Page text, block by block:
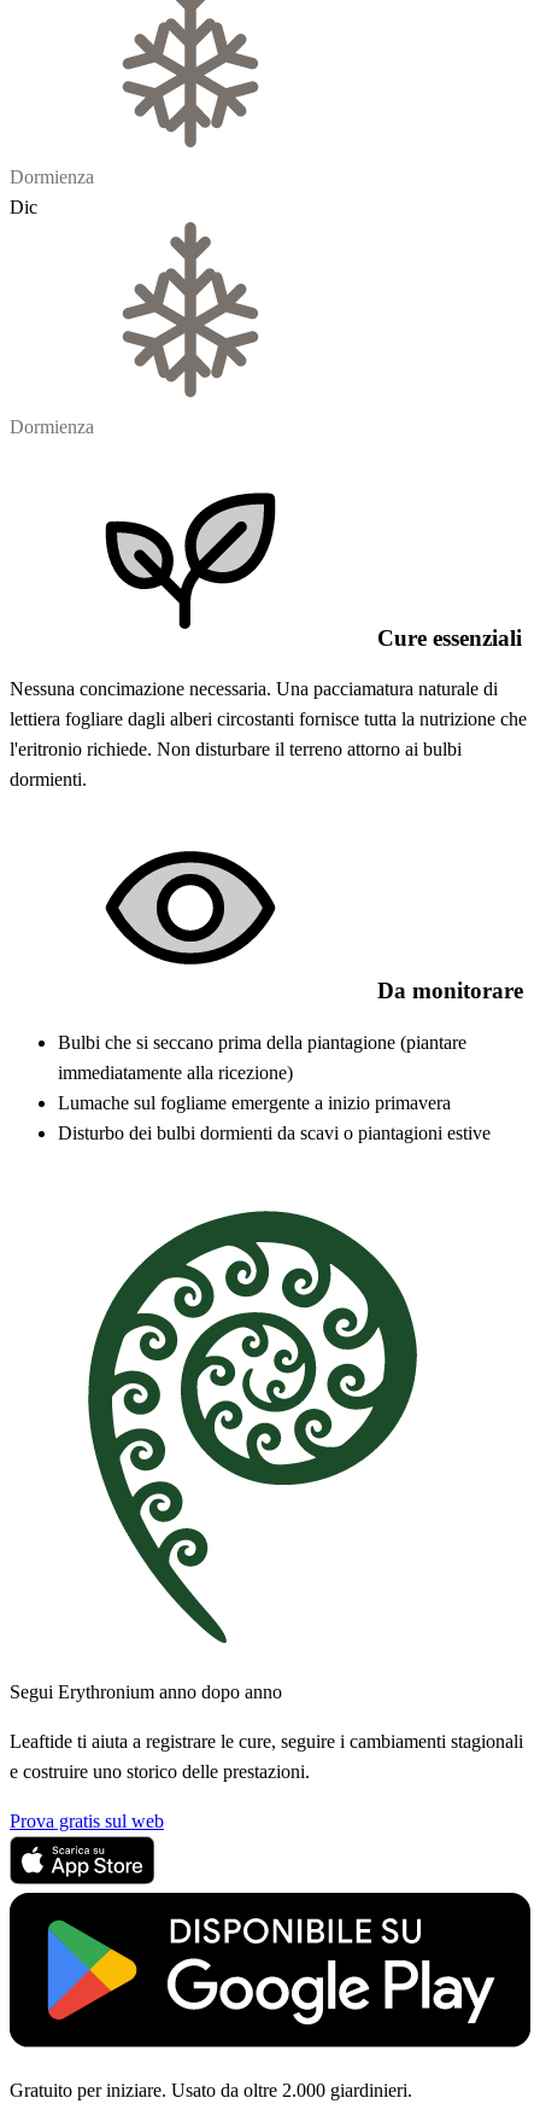
Dormienza
Dic
Dormienza
Cure essenziali
Nessuna concimazione necessaria. Una pacciamatura naturale di
lettiera fogliare dagli alberi circostanti fornisce tutta la nutrizione che
l'eritronio richiede. Non disturbare il terreno attorno ai bulbi
dormienti.
Da monitorare
Bulbi che si seccano prima della piantagione (piantare
immediatamente alla ricezione)
Lumache sul fogliame emergente a inizio primavera
Disturbo dei bulbi dormienti da scavi o piantagioni estive
Segui Erythronium anno dopo anno
Leaftide ti aiuta a registrare le cure, seguire i cambiamenti stagionali
e costruire uno storico delle prestazioni.
Prova gratis sul web
Gratuito per iniziare. Usato da oltre 2.000 giardinieri.